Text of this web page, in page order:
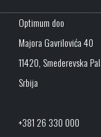
Optimum doo
Majora Gavrilovića 40
11420, Smederevska
Srbija
+381 26 330 000